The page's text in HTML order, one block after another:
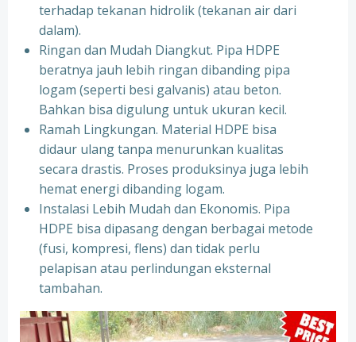
terhadap tekanan hidrolik (tekanan air dari
dalam).
Ringan dan Mudah Diangkut. Pipa HDPE
beratnya jauh lebih ringan dibanding pipa
logam (seperti besi galvanis) atau beton.
Bahkan bisa digulung untuk ukuran kecil.
Ramah Lingkungan. Material HDPE bisa
didaur ulang tanpa menurunkan kualitas
secara drastis. Proses produksinya juga lebih
hemat energi dibanding logam.
Instalasi Lebih Mudah dan Ekonomis. Pipa
HDPE bisa dipasang dengan berbagai metode
(fusi, kompresi, flens) dan tidak perlu
pelapisan atau perlindungan eksternal
tambahan.